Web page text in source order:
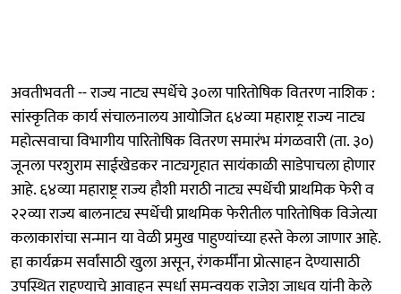
अवतीभवती -- राज्य नाट्य स्पर्धेचे ३०ला पारितोषिक वितरण नाशिक :
सांस्कृतिक कार्य संचालनालय आयोजित ६४व्या महाराष्ट्र राज्य नाट्य
महोत्सवाचा विभागीय पारितोषिक वितरण समारंभ मंगळवारी (ता. ३०)
जूनला परशुराम साईखेडकर नाट्यगृहात सायंकाळी साडेपाचला होणार
आहे. ६४व्या महाराष्ट्र राज्य हौशी मराठी नाट्य स्पर्धेची प्राथमिक फेरी व
२२व्या राज्य बालनाट्य स्पर्धेची प्राथमिक फेरीतील पारितोषिक विजेत्या
कलाकारांचा सन्मान या वेळी प्रमुख पाहुण्यांच्या हस्ते केला जाणार आहे.
हा कार्यक्रम सर्वांसाठी खुला असून, रंगकर्मींना प्रोत्साहन देण्यासाठी
उपस्थित राहण्याचे आवाहन स्पर्धा समन्वयक राजेश जाधव यांनी केले